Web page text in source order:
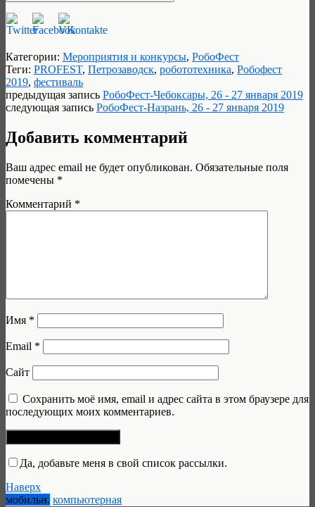
Категории: Мероприятия и конкурсы, РобоФест
Теги: PROFEST, Петрозаводск, робототехника, Робофест
2019, фестиваль
предыдущая запись РобоФест-Чебоксары, 26 - 27 января 2019
следующая запись РобоФест-Назрань, 26 - 27 января 2019
Добавить комментарий
Ваш адрес email не будет опубликован. Обязательные поля
помечены *
Комментарий *
Имя *
Email *
Сайт
Сохранить моё имя, email и адрес сайта в этом браузере для
последующих моих комментариев.
Да, добавьте меня в свой список рассылки.
Наверх
мобильн. компьютерная